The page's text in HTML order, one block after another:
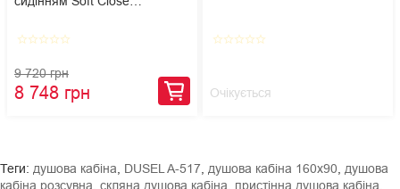
star_borderstar_borderstar_borderstar_borderstar_border
9 720 грн
8 748 грн
star_borderstar_borderstar_borderstar_borderstar_border
Очікується
Теги: душова кабіна, DUSEL A-517, душова кабіна 160x90, душова
кабіна розсувна, скляна душова кабіна, пристінна душова кабіна,